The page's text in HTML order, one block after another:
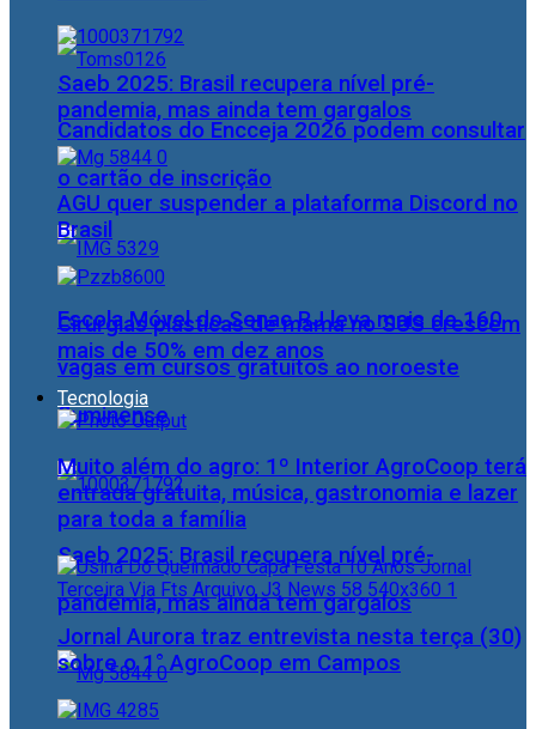
Candidatos do Encceja 2026 podem consultar
o cartão de inscrição
Escola Móvel do Senac RJ leva mais de 160
vagas em cursos gratuitos ao noroeste
fluminense
Saeb 2025: Brasil recupera nível pré-
pandemia, mas ainda tem gargalos
Saeb 2025: Brasil recupera nível pré-
pandemia, mas ainda tem gargalos
AGU quer suspender a plataforma Discord no
Brasil
Cirurgias plásticas de mama no SUS crescem
mais de 50% em dez anos
Tecnologia
Muito além do agro: 1º Interior AgroCoop terá
entrada gratuita, música, gastronomia e lazer
para toda a família
Jornal Aurora traz entrevista nesta terça (30)
sobre o 1° AgroCoop em Campos